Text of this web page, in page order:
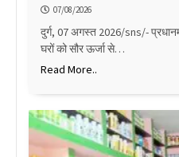
07/08/2026
दुर्ग, 07 अगस्त 2026/sns/-
घरों को सौर ऊर्जा से…
Read More..